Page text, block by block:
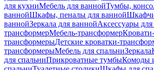
для кухниМебель для ваннойТумбы,
ваннойШкафы, пеналы для ванной
ваннойЗеркала для ваннойАксессуары
трансформерМебель-трансформерКровати-
трансформерыДетские кроватки-
трансформерыМебель для спальниЗеркала
для спальниПрикроватные тумбыКомоды